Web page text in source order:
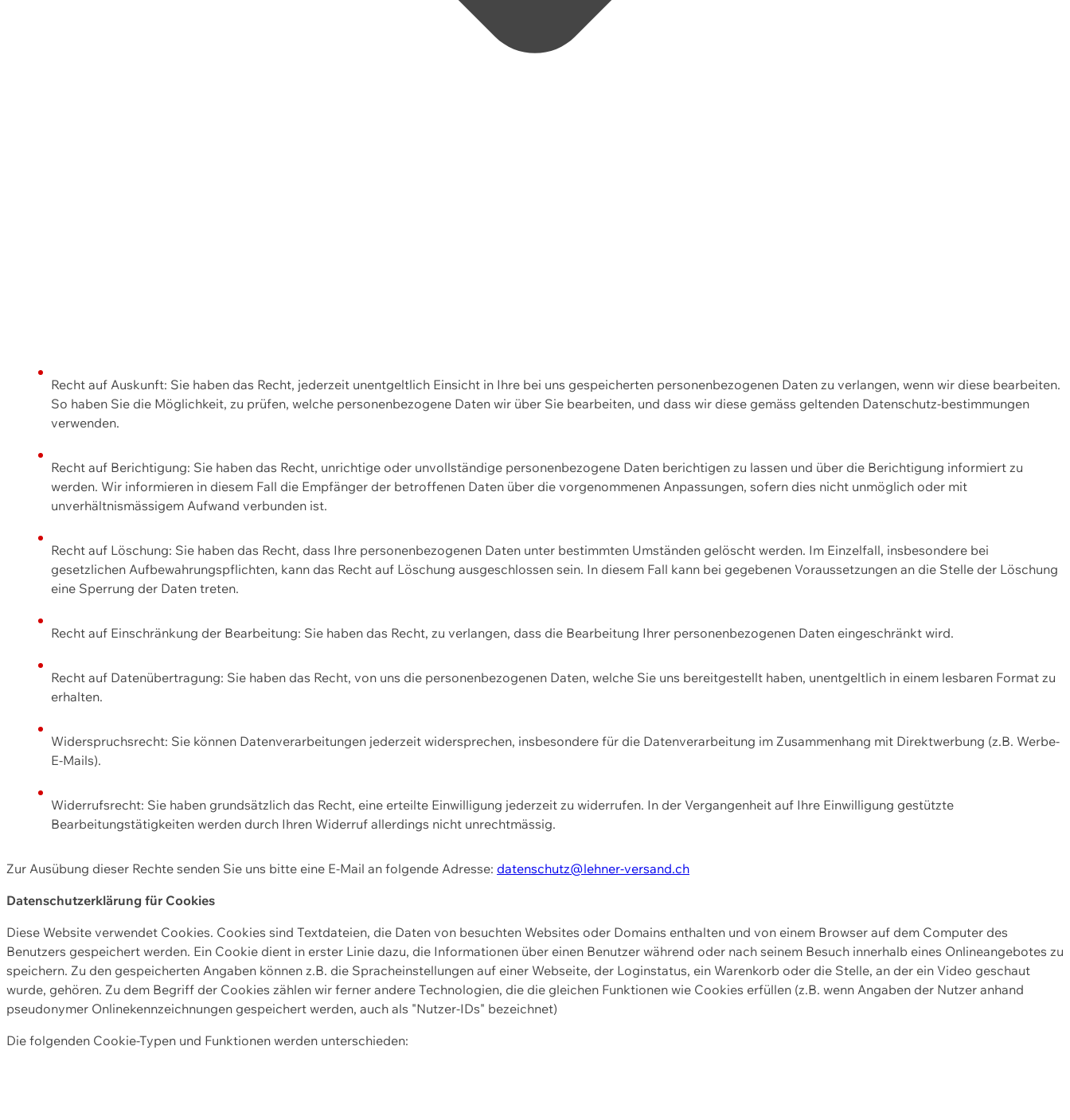
Recht auf Auskunft: Sie haben das Recht, jederzeit unentgeltlich Einsicht in Ihre bei uns gespeicherten personenbezogenen Daten zu verlangen, wenn wir diese bearbeiten.
So haben Sie die Möglichkeit, zu prüfen, welche personenbezogene Daten wir über Sie bearbeiten, und dass wir diese gemäss geltenden Datenschutz-bestimmungen
verwenden.
Recht auf Berichtigung: Sie haben das Recht, unrichtige oder unvollständige personenbezogene Daten berichtigen zu lassen und über die Berichtigung informiert zu
werden. Wir informieren in diesem Fall die Empfänger der betroffenen Daten über die vorgenommenen Anpassungen, sofern dies nicht unmöglich oder mit
unverhältnismässigem Aufwand verbunden ist.
Recht auf Löschung: Sie haben das Recht, dass Ihre personenbezogenen Daten unter bestimmten Umständen gelöscht werden. Im Einzelfall, insbesondere bei
gesetzlichen Aufbewahrungspflichten, kann das Recht auf Löschung ausgeschlossen sein. In diesem Fall kann bei gegebenen Voraussetzungen an die Stelle der Löschung
eine Sperrung der Daten treten.
Recht auf Einschränkung der Bearbeitung: Sie haben das Recht, zu verlangen, dass die Bearbeitung Ihrer personenbezogenen Daten eingeschränkt wird.
Recht auf Datenübertragung: Sie haben das Recht, von uns die personenbezogenen Daten, welche Sie uns bereitgestellt haben, unentgeltlich in einem lesbaren Format zu
erhalten.
Widerspruchsrecht: Sie können Datenverarbeitungen jederzeit widersprechen, insbesondere für die Datenverarbeitung im Zusammenhang mit Direktwerbung (z.B. Werbe-
E-Mails).
Widerrufsrecht: Sie haben grundsätzlich das Recht, eine erteilte Einwilligung jederzeit zu widerrufen. In der Vergangenheit auf Ihre Einwilligung gestützte
Bearbeitungstätigkeiten werden durch Ihren Widerruf allerdings nicht unrechtmässig.
Zur Ausübung dieser Rechte senden Sie uns bitte eine E-Mail an folgende Adresse: datenschutz@lehner-versand.ch
Datenschutzerklärung für Cookies
Diese Website verwendet Cookies. Cookies sind Textdateien, die Daten von besuchten Websites oder Domains enthalten und von einem Browser auf dem Computer des
Benutzers gespeichert werden. Ein Cookie dient in erster Linie dazu, die Informationen über einen Benutzer während oder nach seinem Besuch innerhalb eines Onlineangebotes zu
speichern. Zu den gespeicherten Angaben können z.B. die Spracheinstellungen auf einer Webseite, der Loginstatus, ein Warenkorb oder die Stelle, an der ein Video geschaut
wurde, gehören. Zu dem Begriff der Cookies zählen wir ferner andere Technologien, die die gleichen Funktionen wie Cookies erfüllen (z.B. wenn Angaben der Nutzer anhand
pseudonymer Onlinekennzeichnungen gespeichert werden, auch als "Nutzer-IDs" bezeichnet)
Die folgenden Cookie-Typen und Funktionen werden unterschieden: